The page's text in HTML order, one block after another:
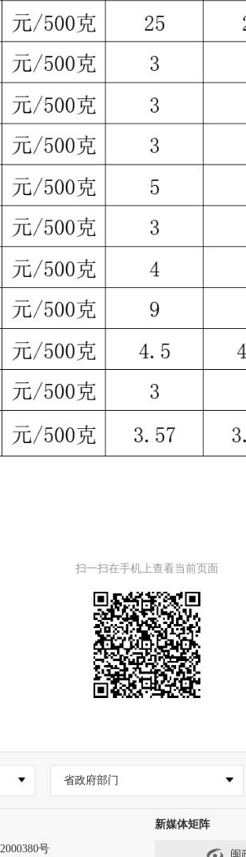
扫一扫在手机上查看当前页面
省政府部门
号
新媒体矩阵
闽